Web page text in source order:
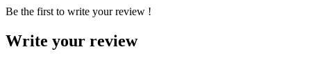
Be the first to write your review !
Write your review